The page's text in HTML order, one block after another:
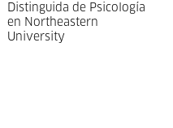
Distinguida de Psicología
en Northeastern
University